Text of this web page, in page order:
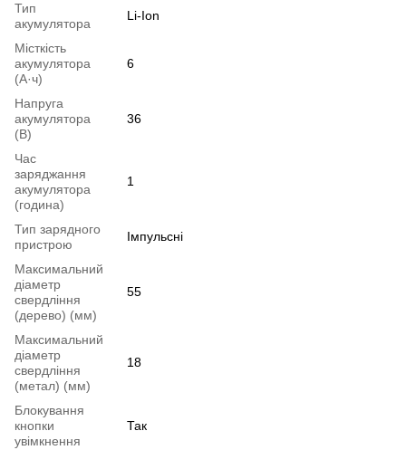
Тип
акумулятора
Li-Ion
Місткість
акумулятора
(А·ч)
6
Напруга
акумулятора
(В)
36
Час
заряджання
акумулятора
(година)
1
Тип зарядного
пристрою
Імпульсні
Максимальний
діаметр
свердління
(дерево) (мм)
55
Максимальний
діаметр
свердління
(метал) (мм)
18
Блокування
кнопки
увімкнення
Так